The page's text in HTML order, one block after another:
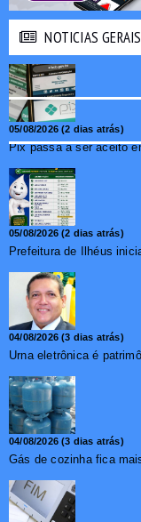
NOTICIAS GERAIS
05/08/2026 (2 dias atrás)
05/08/2026 (2 dias atrás)
04/08/2026 (3 dias atrás)
04/08/2026 (3 dias atrás)